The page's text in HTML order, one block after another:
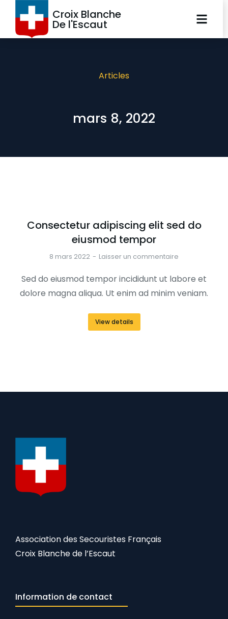
Croix Blanche
De l'Escaut
Articles
mars 8, 2022
Consectetur adipiscing elit sed do
eiusmod tempor
8 mars 2022 Laisser un commentaire
Sed do eiusmod tempor incididunt ut labore et
dolore magna aliqua. Ut enim ad minim veniam.
View details
Association des Secouristes Français
Croix Blanche de l’Escaut
Information de contact